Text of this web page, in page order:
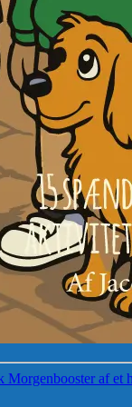
Morgenbooster af et